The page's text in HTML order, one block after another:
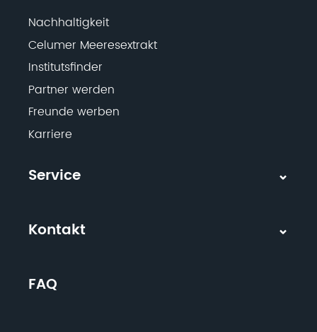
Nachhaltigkeit
Celumer Meeresextrakt
Institutsfinder
Partner werden
Freunde werben
Karriere
Service
Kontakt
FAQ